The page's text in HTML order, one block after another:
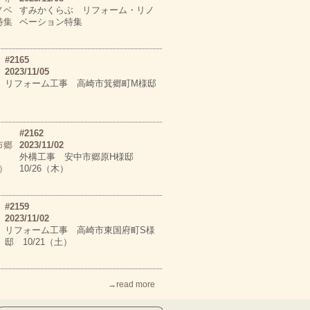
すみかくらぶ リフォーム・リノ
ベーション特集
#2165
2023/11/05
リフォーム工事 高崎市箕郷町M様邸
#2162
2023/11/02
外構工事 安中市郷原H様邸
10/26（木）
#2159
2023/11/02
リフォーム工事 高崎市東国府町S様
邸 10/21（土）
→read more